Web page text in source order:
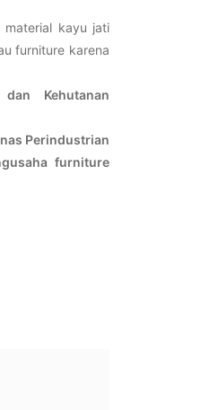
material kayu jati
furniture karena
Kehutanan
Perindustrian
furniture